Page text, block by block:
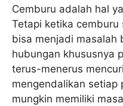
Cemburu adalah hal
Tetapi ketika
bisa menjadi masalah
hubungan khususnya
terus-menerus
mengendalikan setiap
mungkin memiliki